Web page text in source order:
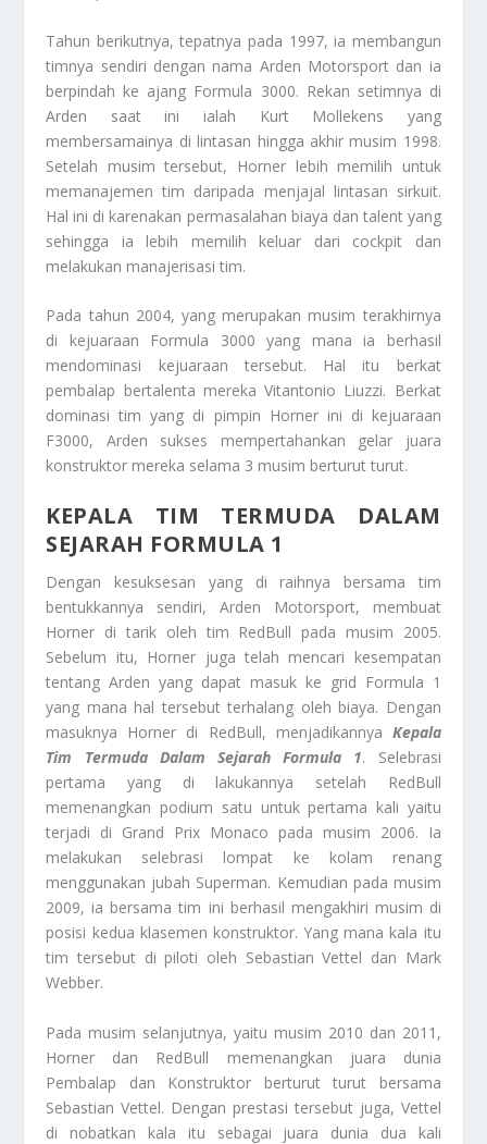
Tahun berikutnya, tepatnya pada 1997, ia membangun
timnya sendiri dengan nama Arden Motorsport dan ia
berpindah ke ajang Formula 3000. Rekan setimnya di
Arden saat ini ialah Kurt Mollekens yang
membersamainya di lintasan hingga akhir musim 1998.
Setelah musim tersebut, Horner lebih memilih untuk
memanajemen tim daripada menjajal lintasan sirkuit.
Hal ini di karenakan permasalahan biaya dan talent yang
sehingga ia lebih memilih keluar dari cockpit dan
melakukan manajerisasi tim.
Pada tahun 2004, yang merupakan musim terakhirnya
di kejuaraan Formula 3000 yang mana ia berhasil
mendominasi kejuaraan tersebut. Hal itu berkat
pembalap bertalenta mereka Vitantonio Liuzzi. Berkat
dominasi tim yang di pimpin Horner ini di kejuaraan
F3000, Arden sukses mempertahankan gelar juara
konstruktor mereka selama 3 musim berturut turut.
KEPALA TIM TERMUDA DALAM
SEJARAH FORMULA 1
Dengan kesuksesan yang di raihnya bersama tim
bentukkannya sendiri, Arden Motorsport, membuat
Horner di tarik oleh tim RedBull pada musim 2005.
Sebelum itu, Horner juga telah mencari kesempatan
tentang Arden yang dapat masuk ke grid Formula 1
yang mana hal tersebut terhalang oleh biaya. Dengan
masuknya Horner di RedBull, menjadikannya Kepala
Tim Termuda Dalam Sejarah Formula 1. Selebrasi
pertama yang di lakukannya setelah RedBull
memenangkan podium satu untuk pertama kali yaitu
terjadi di Grand Prix Monaco pada musim 2006. Ia
melakukan selebrasi lompat ke kolam renang
menggunakan jubah Superman. Kemudian pada musim
2009, ia bersama tim ini berhasil mengakhiri musim di
posisi kedua klasemen konstruktor. Yang mana kala itu
tim tersebut di piloti oleh Sebastian Vettel dan Mark
Webber.
Pada musim selanjutnya, yaitu musim 2010 dan 2011,
Horner dan RedBull memenangkan juara dunia
Pembalap dan Konstruktor berturut turut bersama
Sebastian Vettel. Dengan prestasi tersebut juga, Vettel
di nobatkan kala itu sebagai juara dunia dua kali